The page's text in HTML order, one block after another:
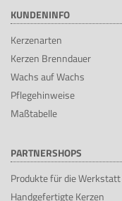
KUNDENINFO
Kerzenarten
Kerzen Brenndauer
Wachs auf Wachs
Pflegehinweise
Maßtabelle
PARTNERSHOPS
Produkte für die Werkstatt
Handgefertigte Kerzen